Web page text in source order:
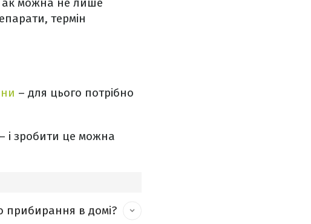
термін
– для цього потрібно
– і зробити це можна
прибирання в домі?